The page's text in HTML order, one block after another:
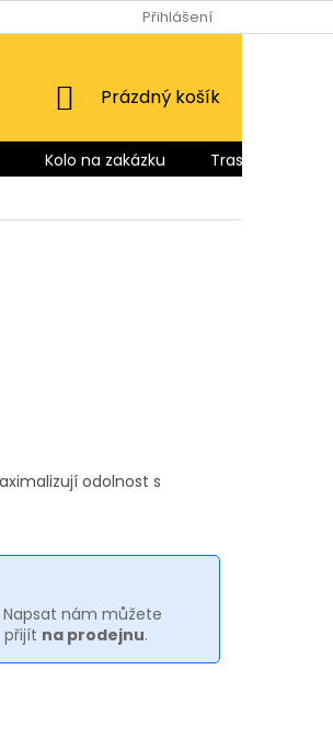
Přihlášení
NÁKUPNÍ
Prázdný košík
Kolo na zakázku
Trasy pro Vás
odolnost s
nám můžete
přijít na prodejnu.